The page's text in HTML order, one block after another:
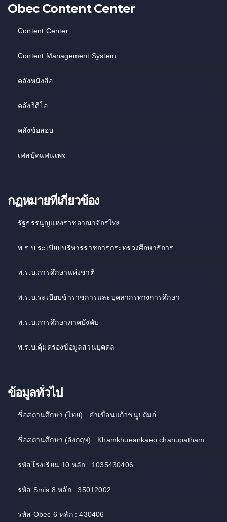
Obec Content Center
Content Center
Content Management System
คลังหนังสือ
คลังวิดีโอ
คลังข้อสอบ
เฟสบุ๊คแฟนเพจ
กฏหมายที่เกี่ยวข้อง
รัฐธรรนูญแห่งราชอาณาจักรไทย
พ.ร.บ.ระเบียบบริหารราชการกระทรวงศึกษาธิการ
พ.ร.บ.การศึกษาแห่งชาติ
พ.ร.บ.ระเบียบข้าราชการและบุคลากรทางการศึกษา
พ.ร.บ.การศึกษาภาคบังคับ
พ.ร.บ.คุ้มครองข้อมูลส่วนบุคคล
ข้อมูลทั่วไป
ชื่อสถานศึกษา (ไทย) : คำเขื่อนแก้วชนูปถัมภ์
ชื่อสถานศึกษา (อังกฤษ) : Khamkhueankaeo chanupatham
รหัสโรงเรียน 10 หลัก : 1035430406
รหัส Smis 8 หลัก : 35012002
รหัส Obec 6 หลัก : 430406